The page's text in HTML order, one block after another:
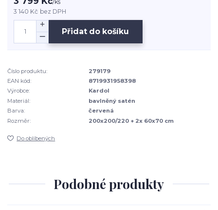
/ks
3 140 Kč bez DPH
Přidat do košíku
Číslo produktu:
279179
EAN kód:
8719931958398
Výrobce:
Kardol
Materiál:
bavlněný satén
Barva:
červená
Rozměr:
200x200/220 + 2x 60x70 cm
Do oblíbených
Podobné produkty